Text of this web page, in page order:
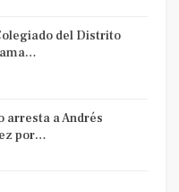
del Distrito
arresta a Andrés
por…